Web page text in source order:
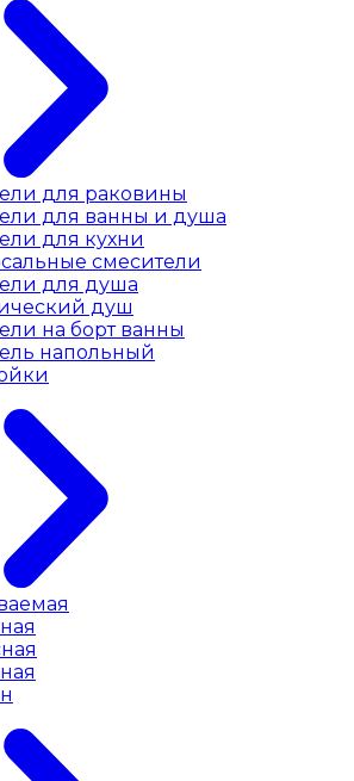
для раковины
для ванны и душа
для кухни
смесители
для душа
душ
на борт ванны
напольный